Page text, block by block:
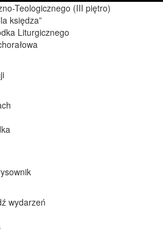
Teologicznego (III piętro)
księdza”
Liturgicznego
wydarzeń